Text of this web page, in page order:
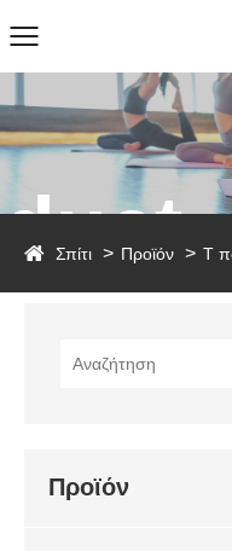
Σπίτι Προϊόν T
Προϊόν